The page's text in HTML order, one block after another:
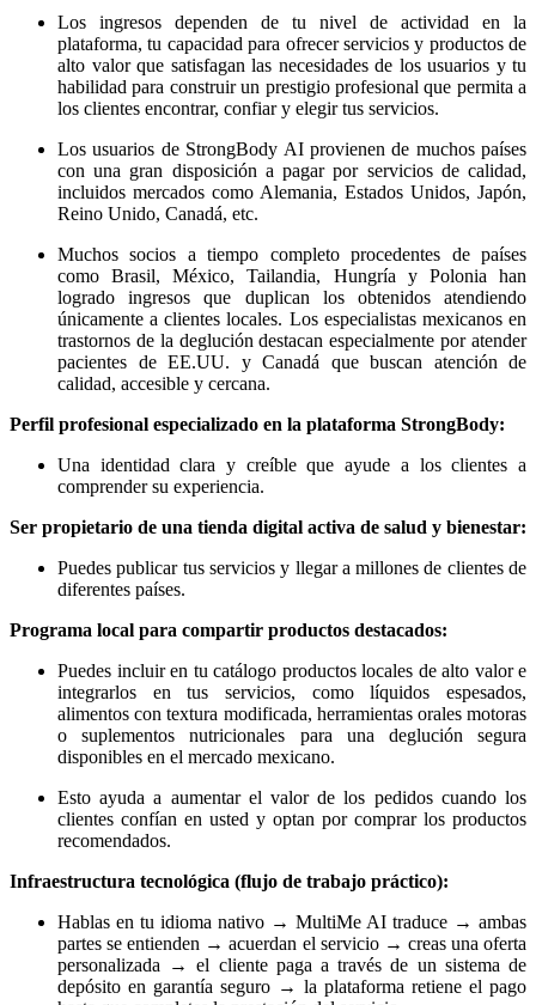
Los ingresos dependen de tu nivel de actividad en la
plataforma, tu capacidad para ofrecer servicios y productos de
alto valor que satisfagan las necesidades de los usuarios y tu
habilidad para construir un prestigio profesional que permita a
los clientes encontrar, confiar y elegir tus servicios.
Los usuarios de StrongBody AI provienen de muchos países
con una gran disposición a pagar por servicios de calidad,
incluidos mercados como Alemania, Estados Unidos, Japón,
Reino Unido, Canadá, etc.
Muchos socios a tiempo completo procedentes de países
como Brasil, México, Tailandia, Hungría y Polonia han
logrado ingresos que duplican los obtenidos atendiendo
únicamente a clientes locales. Los especialistas mexicanos en
trastornos de la deglución destacan especialmente por atender
pacientes de EE.UU. y Canadá que buscan atención de
calidad, accesible y cercana.
Perfil profesional especializado en la plataforma StrongBody:
Una identidad clara y creíble que ayude a los clientes a
comprender su experiencia.
Ser propietario de una tienda digital activa de salud y bienestar:
Puedes publicar tus servicios y llegar a millones de clientes de
diferentes países.
Programa local para compartir productos destacados:
Puedes incluir en tu catálogo productos locales de alto valor e
integrarlos en tus servicios, como líquidos espesados,
alimentos con textura modificada, herramientas orales motoras
o suplementos nutricionales para una deglución segura
disponibles en el mercado mexicano.
Esto ayuda a aumentar el valor de los pedidos cuando los
clientes confían en usted y optan por comprar los productos
recomendados.
Infraestructura tecnológica (flujo de trabajo práctico):
Hablas en tu idioma nativo → MultiMe AI traduce → ambas
partes se entienden → acuerdan el servicio → creas una oferta
personalizada → el cliente paga a través de un sistema de
depósito en garantía seguro → la plataforma retiene el pago